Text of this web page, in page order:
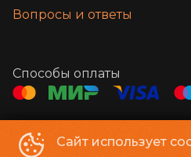
Сайт использует
Вопросы и ответы
Способы оплаты
Контакты
Администратор, касса
+7